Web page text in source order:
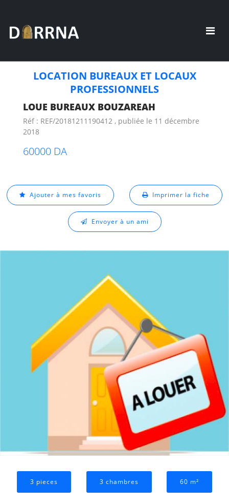
LOCATION BUREAUX ET LOCAUX
PROFESSIONNELS
LOUE BUREAUX BOUZAREAH
Réf : REF/20181211190412 , publiée le 11 décembre
2018
60000 DA
Ajouter à mes favoris Imprimer la fiche
Envoyer à un ami
3 pieces 3 chambres 60 m²